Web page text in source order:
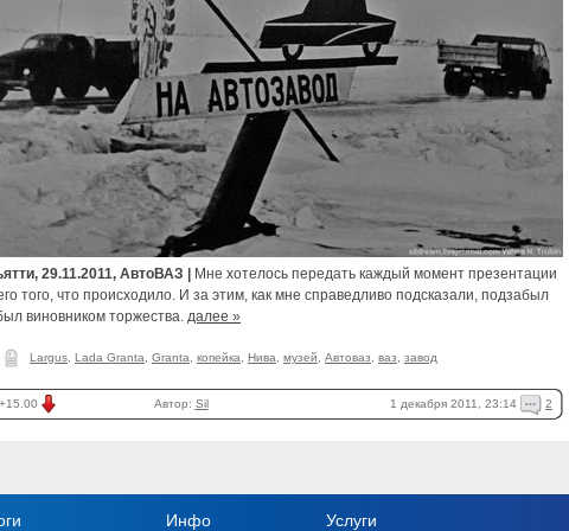
29.11.2011, АвтоВАЗ |
Мне хотелось передать каждый момент презентации
того, что происходило. И за этим, как мне справедливо подсказали, подзабыл
виновником торжества. далее »
Largus Lada Granta Granta копейка Нива музей Автоваз ваз завод
+15.00 Автор: Sil 1 декабря 2011, 23:14 2
Инфо Услуги